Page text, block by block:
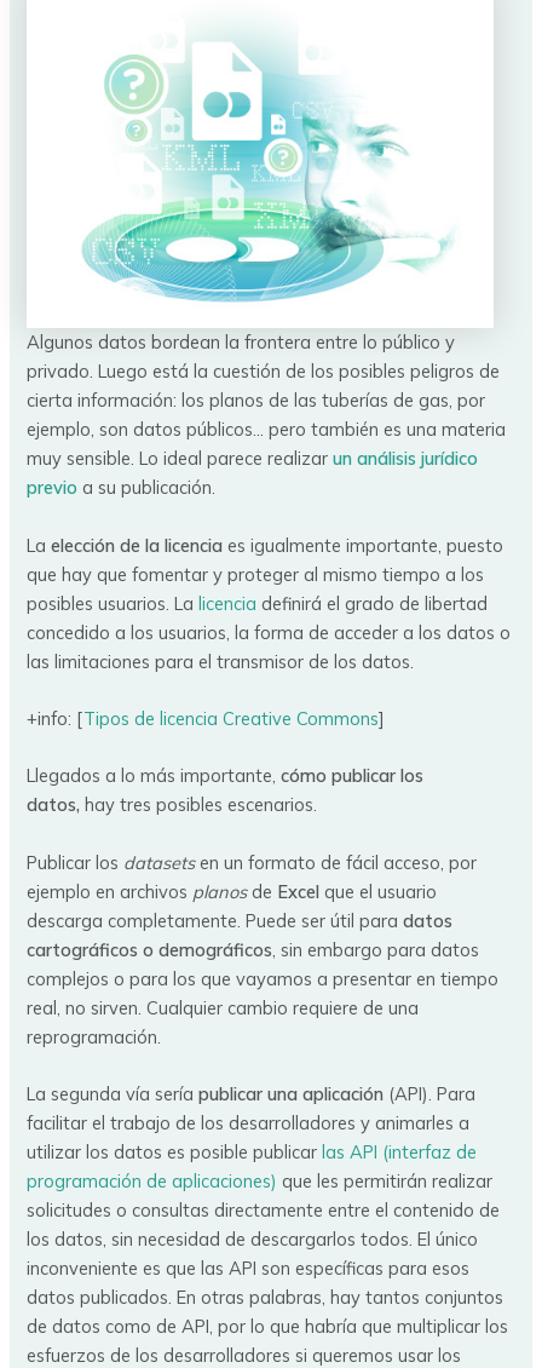
Algunos datos bordean la frontera entre lo público y
privado. Luego está la cuestión de los posibles peligros de
cierta información: los planos de las tuberías de gas, por
ejemplo, son datos públicos… pero también es una materia
muy sensible. Lo ideal parece realizarun análisis jurídico
previo a su publicación.
La elección de la licencia es igualmente importante, puesto
que hay que fomentar y proteger al mismo tiempo a los
posibles usuarios. Lalicencia definirá el grado de libertad
concedido a los usuarios, la forma de acceder a los datos o
las limitaciones para el transmisor de los datos.
+info: [Tipos de licencia Creative Commons]
Llegados a lo más importante,cómo publicar los
datos, hay tres posibles escenarios.
Publicar los datasetsen un formato de fácil acceso, por
ejemplo en archivos planosde Excel que el usuario
descarga completamente. Puede ser útil paradatos
cartográficos o demográficos , sin embargo para datos
complejos o para los que vayamos a presentar en tiempo
real, no sirven. Cualquier cambio requiere de una
reprogramación.
La segunda vía seríapublicar una aplicación (API). Para
facilitar el trabajo de los desarrolladores y animarles a
utilizar los datos es posible publicar las API (interfaz de
programación de aplicaciones) que les permitirán realizar
solicitudes o consultas directamente entre el contenido de
los datos, sin necesidad de descargarlos todos. El único
inconveniente es que las API son específicas para esos
datos publicados. En otras palabras, hay tantos conjuntos
de datos como de API, por lo que habría que multiplicar los
esfuerzos de los desarrolladores si queremos usar los